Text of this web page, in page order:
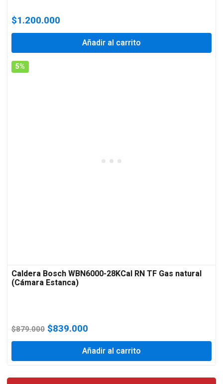
$1.200.000
Añadir al carrito
5%
Caldera Bosch WBN6000-28KCal RN TF Gas natural
(Cámara Estanca)
$879.000 El
precio
era:
$879.000.
$839.000
precio
actual
es:
$839.000.
Añadir al carrito